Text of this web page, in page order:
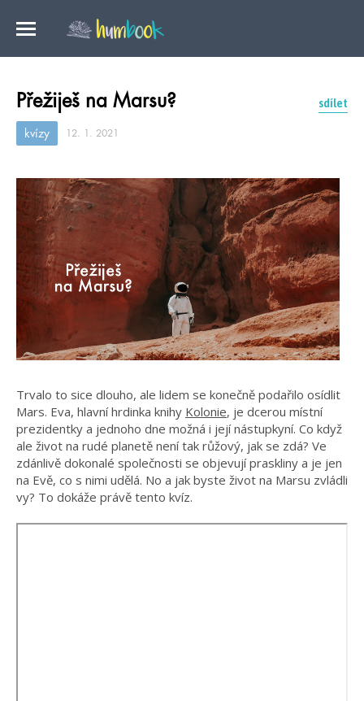
Přežiješ na Marsu? sdílet
kvízy 12. 1. 2021
Trvalo to sice dlouho, ale lidem se konečně podařilo osídlit
Mars. Eva, hlavní hrdinka knihy Kolonie, je dcerou místní
prezidentky a jednoho dne možná i její nástupkyní. Co když
ale život na rudé planetě není tak růžový, jak se zdá? Ve
zdánlivě dokonalé společnosti se objevují praskliny a je jen
na Evě, co s nimi udělá. No a jak byste život na Marsu zvládli
vy? To dokáže právě tento kvíz.